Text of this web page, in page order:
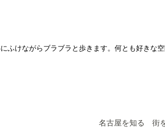
ふけながらブラブラと歩きます。何とも好きな空
名古屋を知る 街